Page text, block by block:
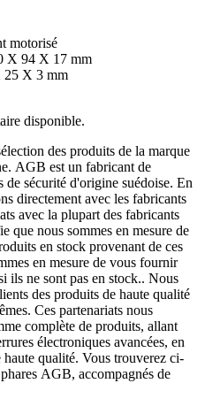
motorisé
X 94 X 17 mm
25 X 3 mm
disponible.
des produits de la marque
AGB est un fabricant de
de sécurité d'origine suédoise. En
directement avec les fabricants
avec la plupart des fabricants
que nous sommes en mesure de
en stock provenant de ces
en mesure de vous fournir
ils ne sont pas en stock.. Nous
des produits de haute qualité
Ces partenariats nous
complète de produits, allant
électroniques avancées, en
haute qualité. Vous trouverez ci-
AGB, accompagnés de